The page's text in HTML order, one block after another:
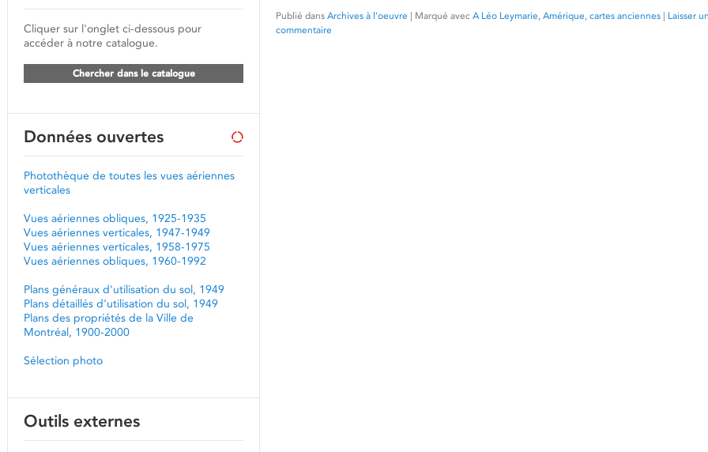
Publié dans Archives à l'oeuvre | Marqué avec A Léo Leymarie, Amérique, cartes anciennes | Laisser
commentaire
Cliquer sur l'onglet ci-dessous pour
accéder à notre catalogue.
Chercher dans le catalogue
Données ouvertes
Photothèque de toutes les vues aériennes
verticales
Vues aériennes obliques, 1925-1935
Vues aériennes verticales, 1947-1949
Vues aériennes verticales, 1958-1975
Vues aériennes obliques, 1960-1992
Plans généraux d'utilisation du sol, 1949
Plans détaillés d'utilisation du sol, 1949
Plans des propriétés de la Ville de
Montréal, 1900-2000
Sélection photo
Outils externes